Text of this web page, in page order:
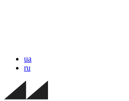
ua
ru